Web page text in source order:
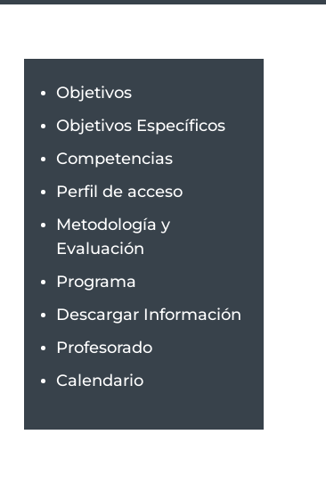
Objetivos
Objetivos Específicos
Competencias
Perfil de acceso
Metodología y
Evaluación
Programa
Descargar Información
Profesorado
Calendario